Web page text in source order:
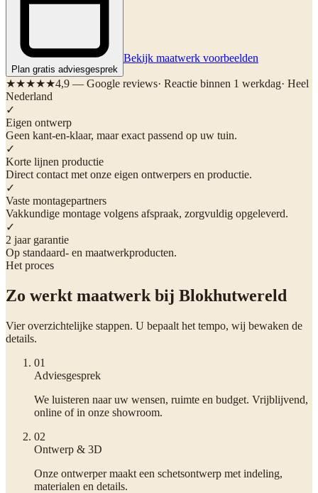
Plan gratis adviesgesprek
Bekijk maatwerk voorbeelden
★★★★★4,9 — Google reviews· Reactie binnen 1 werkdag· Heel
Nederland
✓
Eigen ontwerp
Geen kant-en-klaar, maar exact passend op uw tuin.
✓
Korte lijnen productie
Direct contact met onze eigen ontwerpers en productie.
✓
Vaste montagepartners
Vakkundige montage volgens afspraak, zorgvuldig opgeleverd.
✓
2 jaar garantie
Op standaard- en maatwerkproducten.
Het proces
Zo werkt maatwerk bij Blokhutwereld
Vier overzichtelijke stappen. U bepaalt het tempo, wij bewaken de
details.
01
Adviesgesprek
We luisteren naar uw wensen, ruimte en budget. Vrijblijvend,
online of in onze showroom.
02
Ontwerp & 3D
Onze ontwerper maakt een schetsontwerp met indeling,
materialen en details.